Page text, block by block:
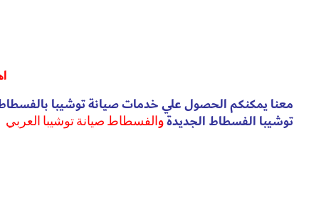
معنا يمكنكم الحصول علي خدمات صيانة توشيبا
توشيبا الفسطاط الجديدةوالفسطاط صيانة توشيبا العربي